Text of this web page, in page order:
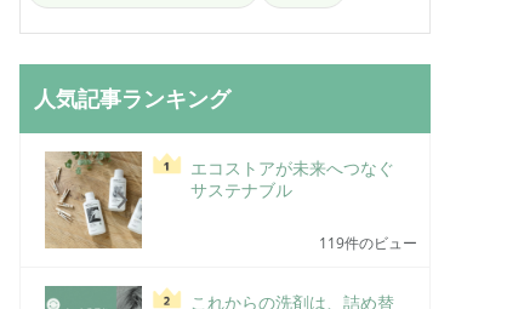
人気記事ランキング
エコストアが未来へつなぐ
サステナブル
119件のビュー
これからの洗剤は、詰め替